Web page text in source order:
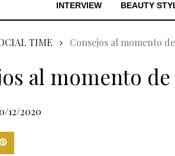
INTERVIEW BEAUTY
TIME Consejos al momento
al momento
12/2020